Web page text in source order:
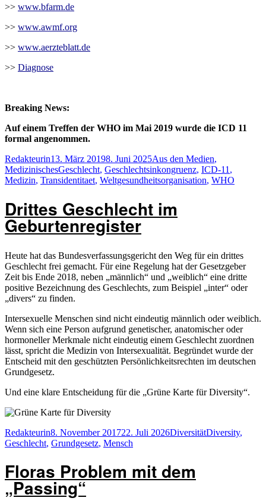
>> www.bfarm.de
>> www.awmf.org
>> www.aerzteblatt.de
>> Diagnose
Breaking News:
Auf einem Treffen der WHO im Mai 2019 wurde die ICD 11
formal angenommen.
Autor
RedakteurinVeröffentlicht
am
13. März 20198. Juni 2025Kategorien
Aus den Medien,
MedizinischesSchlagwörter
Geschlecht, Geschlechtsinkongruenz, ICD-11 ,
Medizin, Transidentitaet, Weltgesundheitsorganisation, WHO
Drittes Geschlecht im
Geburtenregister
Heute hat das Bundesverfassungsgericht den Weg für ein drittes
Geschlecht frei gemacht. Für eine Regelung hat der Gesetzgeber
Zeit bis Ende 2018, neben „männlich“ und „weiblich“ eine dritte
positive Bezeichnung des Geschlechts, zum Beispiel „inter“ oder
„divers“ zu finden.
Intersexuelle Menschen sind nicht eindeutig männlich oder weiblich.
Wenn sich eine Person aufgrund genetischer, anatomischer oder
hormoneller Merkmale nicht eindeutig einem Geschlecht zuordnen
lässt, spricht die Medizin von Intersexualität. Begründet wurde der
Entscheid mit den geschützten Persönlichkeitsrechten im deutschen
Grundgesetz.
Und eine klare Entscheidung für die „Grüne Karte für Diversity“.
Autor
RedakteurinVeröffentlicht
am
8. November 201722. Juli 2026Kategorien
DiversitätSchlagwörter
Diversity,
Geschlecht, Grundgesetz, Mensch
Floras Problem mit dem
„Passing“